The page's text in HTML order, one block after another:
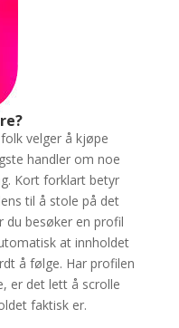
velger å kjøpe
handler om noe
Kort forklart betyr
til å stole på det
du besøker en profil
at innholdet
å følge. Har profilen
er det lett å scrolle
faktisk er.